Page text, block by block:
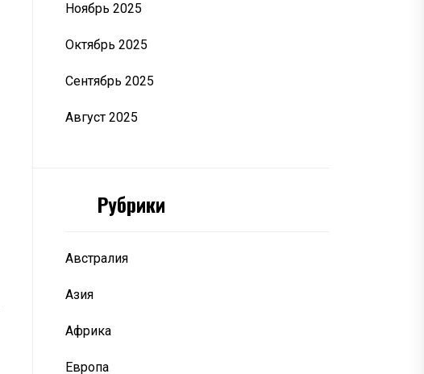
Ноябрь 2025
Октябрь 2025
Сентябрь 2025
Август 2025
Рубрики
Австралия
Азия
Африка
Европа